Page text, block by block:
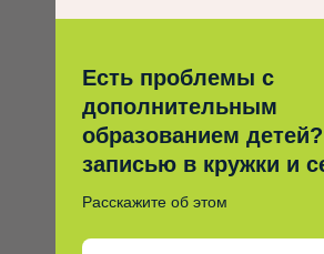
Есть проблемы с
дополнительным
образованием
записью в кружки и
Расскажите об этом